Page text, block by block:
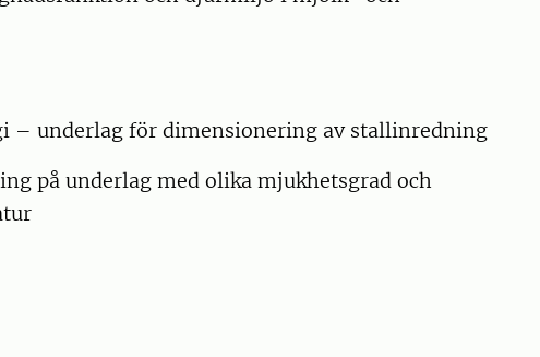
– underlag för dimensionering av stallinredning
på underlag med olika mjukhetsgrad och